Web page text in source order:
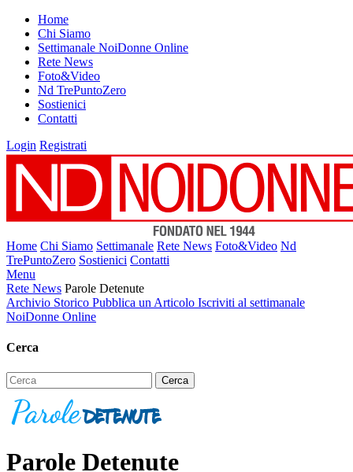
Home
Chi Siamo
Settimanale NoiDonne Online
Rete News
Foto&Video
Nd TrePuntoZero
Sostienici
Contatti
Login Registrati
Home Chi Siamo Settimanale Rete News Foto&Video Nd
TrePuntoZero Sostienici Contatti
Menu
Rete News Parole Detenute
Archivio Storico Pubblica un Articolo Iscriviti al settimanale
NoiDonne Online
Cerca
Parole Detenute